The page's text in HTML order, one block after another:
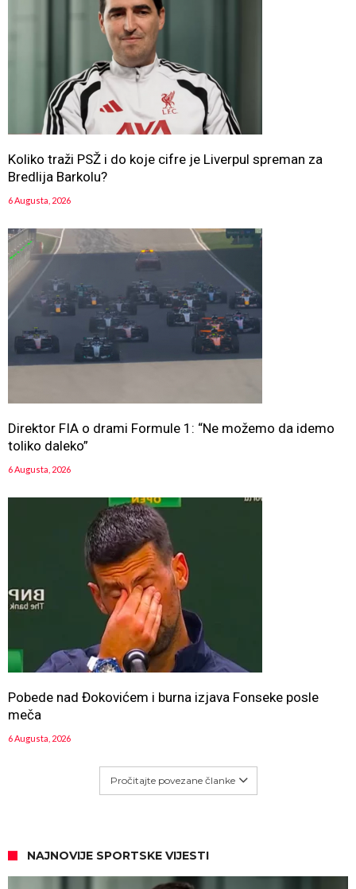
Koliko traži PSŽ i do koje cifre je Liverpul spreman za
Bredlija Barkolu?
6 Augusta, 2026
Direktor FIA o drami Formule 1: “Ne možemo da idemo
toliko daleko”
6 Augusta, 2026
Pobede nad Đokovićem i burna izjava Fonseke posle
meča
6 Augusta, 2026
Pročitajte povezane članke
NAJNOVIJE SPORTSKE VIJESTI